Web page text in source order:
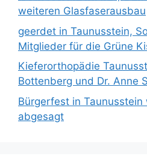
weiteren Glasfaserausbau
geerdet in Taunusstein,
Mitglieder für die Grüne
Kieferorthopädie
Bottenberg und Dr. Anne
Bürgerfest in Taunusstein
abgesagt